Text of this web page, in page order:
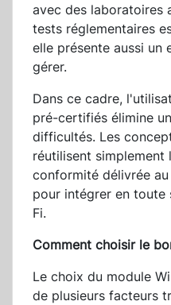
avec des laboratoires
tests réglementaires
elle présente aussi un
gérer.
Dans ce cadre,
pré-certifiés élimine
difficultés. Les
réutilisent
conformité délivrée
pour intégrer en
Fi.
Comment choisir le
Le choix du module
de plusieurs facteurs